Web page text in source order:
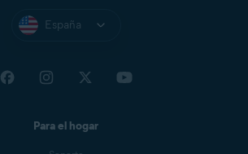
España
Para el hogar